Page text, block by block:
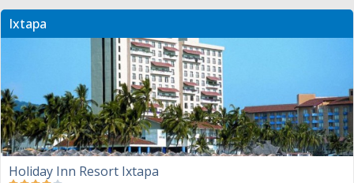
Ixtapa
Holiday Inn Resort Ixtapa